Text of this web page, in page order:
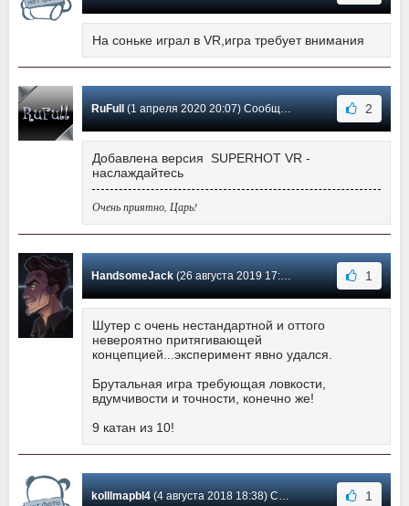
На соньке играл в VR,игра требует внимания
RuFull (1 апреля 2020 20:07) Сообщение #26 2
Добавлена версия SUPERHOT VR -
наслаждайтесь
Очень приятно, Царь!
HandsomeJack(26 августа 2019 17:26) Сообщение #25 1
Шутер с очень нестандартной и оттого
невероятно притягивающей
концепцией...эксперимент явно удался.
Брутальная игра требующая ловкости,
вдумчивости и точности, конечно же!
9 катан из 10!
kolllmapbl4(4 августа 2018 18:38) Сообщение #24 1